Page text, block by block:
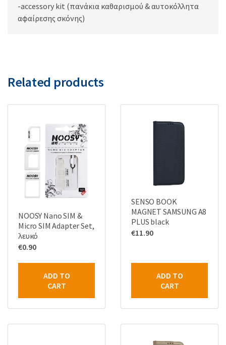
-accessory kit (πανάκια καθαρισμού & αυτοκόλλητα
αφαίρεσης σκόνης)
Related products
NOOSY Nano SIM &
Micro SIM Adapter Set,
λευκό
€0.90
ADD TO
CART
SENSO BOOK
MAGNET SAMSUNG A8
PLUS black
€11.90
ADD TO
CART